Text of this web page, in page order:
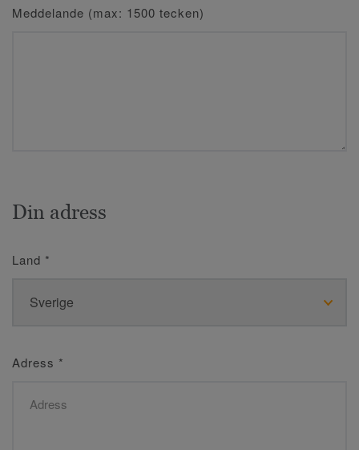
Meddelande (max: 1500 tecken)
Din adress
Land *
Adress *